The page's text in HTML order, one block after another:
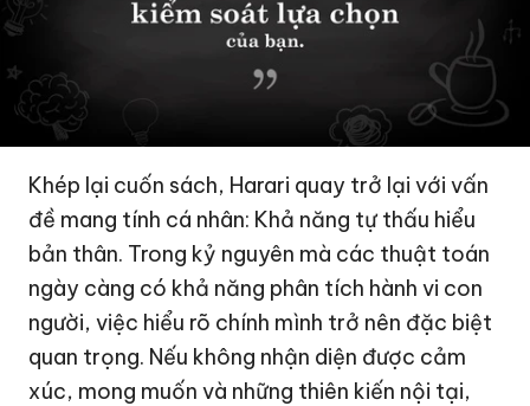
Khép lại cuốn sách, Harari quay trở lại với vấn
đề mang tính cá nhân: Khả năng tự thấu hiểu
bản thân. Trong kỷ nguyên mà các thuật toán
ngày càng có khả năng phân tích hành vi con
người, việc hiểu rõ chính mình trở nên đặc biệt
quan trọng. Nếu không nhận diện được cảm
xúc, mong muốn và những thiên kiến nội tại,